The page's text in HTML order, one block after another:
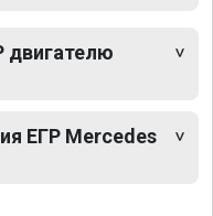
двигателю
ЕГР Mercedes